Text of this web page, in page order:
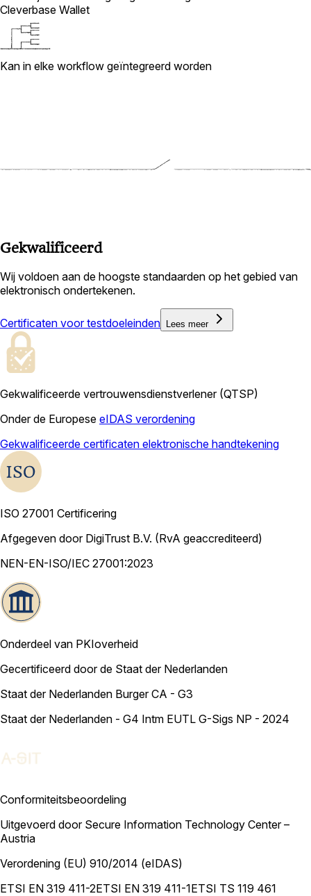
Cleverbase Wallet
Kan in elke workflow geïntegreerd worden
Gekwalificeerd
Wij voldoen aan de hoogste standaarden op het gebied van
elektronisch ondertekenen.
Certificaten voor testdoeleinden Lees meer
Gekwalificeerde vertrouwensdienstverlener (QTSP)
Onder de Europese eIDAS verordening
Gekwalificeerde certificaten elektronische handtekening
ISO 27001 Certificering
Afgegeven door DigiTrust B.V. (RvA geaccrediteerd)
NEN-EN-ISO/IEC 27001:2023
Onderdeel van PKIoverheid
Gecertificeerd door de Staat der Nederlanden
Staat der Nederlanden Burger CA - G3
Staat der Nederlanden - G4 Intm EUTL G-Sigs NP - 2024
Conformiteitsbeoordeling
Uitgevoerd door Secure Information Technology Center –
Austria
Verordening (EU) 910/2014 (eIDAS)
ETSI EN 319 411-2ETSI EN 319 411-1ETSI TS 119 461